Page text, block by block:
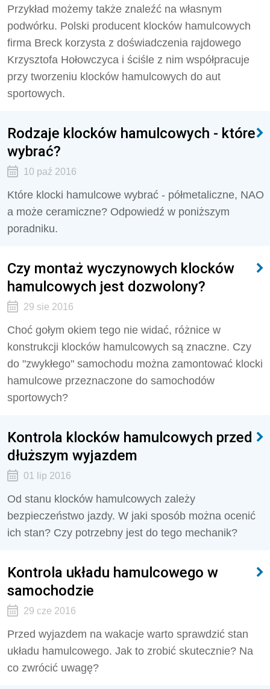
Przykład możemy także znaleźć na własnym
podwórku. Polski producent klocków hamulcowych
firma Breck korzysta z doświadczenia rajdowego
Krzysztofa Hołowczyca i ściśle z nim współpracuje
przy tworzeniu klocków hamulcowych do aut
sportowych.
Rodzaje klocków hamulcowych - które
wybrać?
10 paź 2016
Które klocki hamulcowe wybrać - półmetaliczne, NAO
a może ceramiczne? Odpowiedź w poniższym
poradniku.
Czy montaż wyczynowych klocków
hamulcowych jest dozwolony?
29 sie 2016
Choć gołym okiem tego nie widać, różnice w
konstrukcji klocków hamulcowych są znaczne. Czy
do "zwykłego" samochodu można zamontować klocki
hamulcowe przeznaczone do samochodów
sportowych?
Kontrola klocków hamulcowych przed
dłuższym wyjazdem
01 lip 2016
Od stanu klocków hamulcowych zależy
bezpieczeństwo jazdy. W jaki sposób można ocenić
ich stan? Czy potrzebny jest do tego mechanik?
Kontrola układu hamulcowego w
samochodzie
29 cze 2016
Przed wyjazdem na wakacje warto sprawdzić stan
układu hamulcowego. Jak to zrobić skutecznie? Na
co zwrócić uwagę?